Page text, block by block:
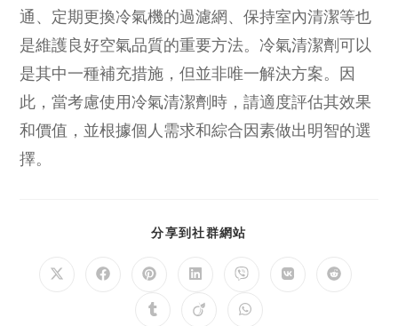
通、定期更換冷氣機的過濾網、保持室內清潔等也
是維護良好空氣品質的重要方法。冷氣清潔劑可以
是其中一種補充措施，但並非唯一解決方案。因
此，當考慮使用冷氣清潔劑時，請適度評估其效果
和價值，並根據個人需求和綜合因素做出明智的選
擇。
分享到社群網站
Opens
Opens Opens
a
new
Opens
a
new
Opens
a
new
Opens Opens
Opens Opens Opens